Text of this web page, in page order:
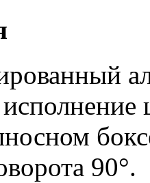
90°.